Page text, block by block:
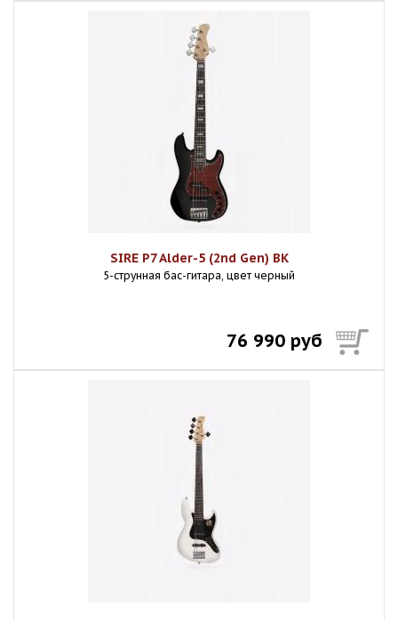
SIRE P7 Alder-5 (2nd Gen) BK
5-струнная бас-гитара, цвет черный
76 990 руб